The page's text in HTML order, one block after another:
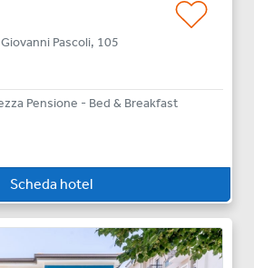
Giovanni Pascoli, 105
Pensione - Bed & Breakfast
Scheda hotel